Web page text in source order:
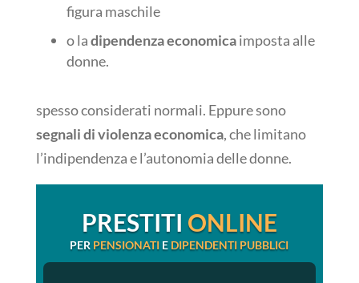
figura maschile
o ladipendenza economicaimposta alle
donne.
spesso considerati normali. Eppure sono
segnali di violenza economica, che limitano
l’indipendenza e l’autonomia delle donne.
PRESTITI ONLINE
PER PENSIONATI E DIPENDENTI PUBBLICI